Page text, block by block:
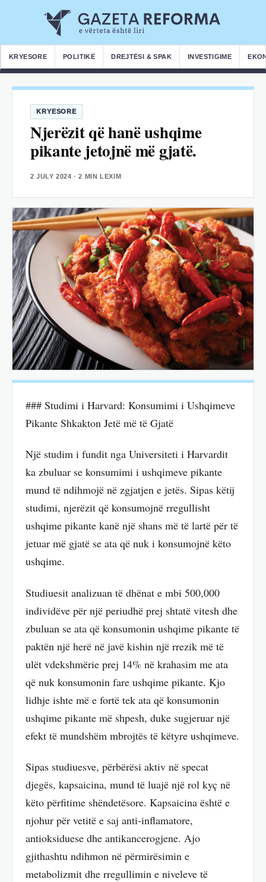
KRYESORE POLITIKË DREJTËSI & SPAK INVESTIGIME
KRYESORE
Njerëzit që hanë ushqime
pikante jetojnë më gjatë.
2 JULY 2024 · 2 MIN LEXIM
### Studimi i Harvard: Konsumimi i Ushqimeve
Pikante Shkakton Jetë më të Gjatë
Një studim i fundit nga Universiteti i Harvardit
ka zbuluar se konsumimi i ushqimeve pikante
mund të ndihmojë në zgjatjen e jetës. Sipas këtij
studimi, njerëzit që konsumojnë rregullisht
ushqime pikante kanë një shans më të lartë për të
jetuar më gjatë se ata që nuk i konsumojnë këto
ushqime.
Studiuesit analizuan të dhënat e mbi 500,000
individëve për një periudhë prej shtatë vitesh dhe
zbuluan se ata që konsumonin ushqime pikante të
paktën një herë në javë kishin një rrezik më të
ulët vdekshmërie prej 14% në krahasim me ata
që nuk konsumonin fare ushqime pikante. Kjo
lidhje ishte më e fortë tek ata që konsumonin
ushqime pikante më shpesh, duke sugjeruar një
efekt të mundshëm mbrojtës të këtyre ushqimeve.
Sipas studiuesve, përbërësi aktiv në specat
djegës, kapsaicina, mund të luajë një rol kyç në
këto përfitime shëndetësore. Kapsaicina është e
njohur për vetitë e saj anti-inflamatore,
antioksiduese dhe antikancerogjene. Ajo
gjithashtu ndihmon në përmirësimin e
metabolizmit dhe rregullimin e niveleve të